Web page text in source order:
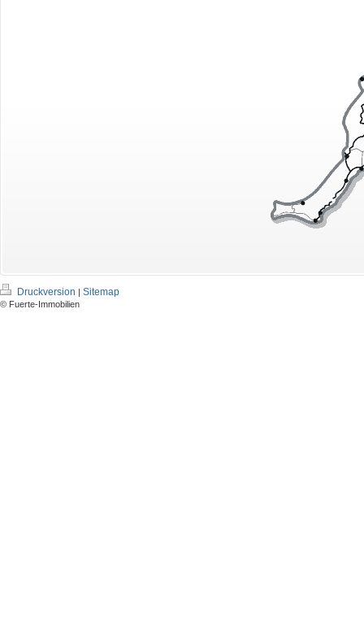
Druckversion | Sitemap
© Fuerte-Immobilien